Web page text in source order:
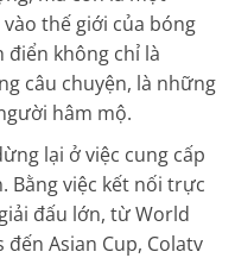
thế giới của bóng
điển không chỉ là
câu chuyện, là những
hâm mộ.
lại ở việc cung cấp
Bằng việc kết nối trực
đấu lớn, từ World
đến Asian Cup, Colatv